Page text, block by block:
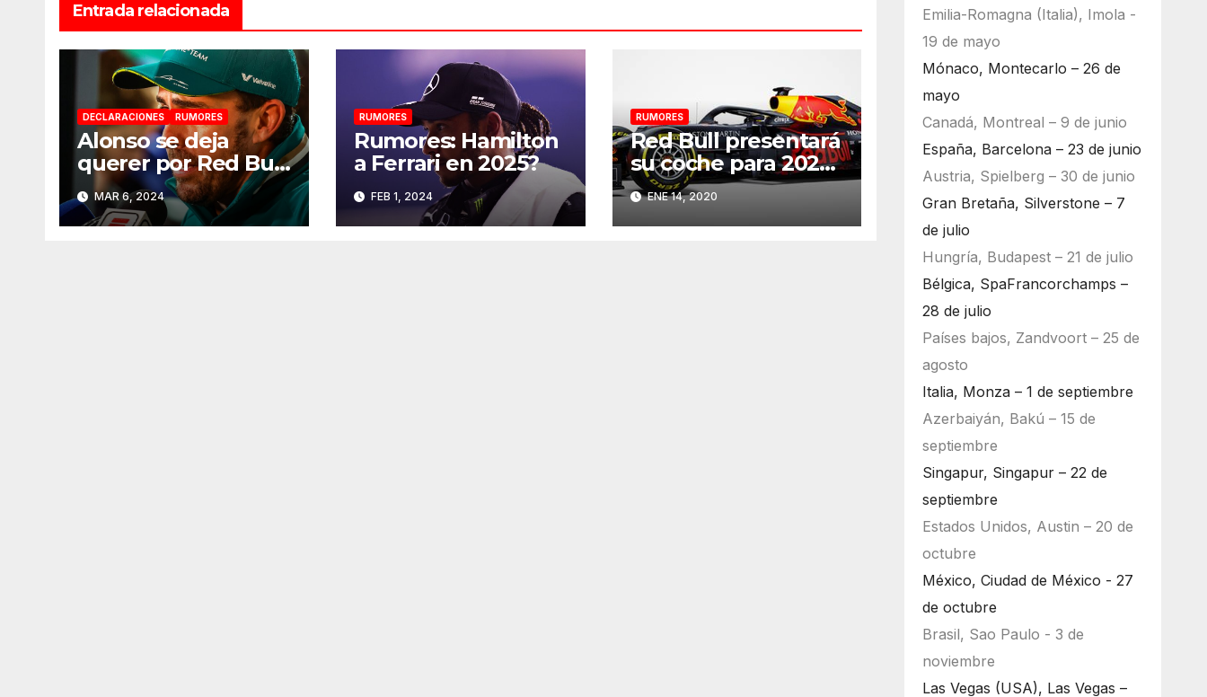
Entrada relacionada
DECLARACIONES RUMORES
Alonso se deja
querer por Red Bull
y Mercedes de cara
a 2025
MAR 6, 2024
RUMORES
Rumores: Hamilton
a Ferrari en 2025?
FEB 1, 2024
RUMORES
Red Bull presentará
su coche para 2020
el 12 de febrero
ENE 14, 2020
Emilia-Romagna (Italia), Imola -
19 de mayo
Mónaco, Montecarlo – 26 de
mayo
Canadá, Montreal – 9 de junio
España, Barcelona – 23 de junio
Austria, Spielberg – 30 de junio
Gran Bretaña, Silverstone – 7
de julio
Hungría, Budapest – 21 de julio
Bélgica, SpaFrancorchamps –
28 de julio
Países bajos, Zandvoort – 25 de
agosto
Italia, Monza – 1 de septiembre
Azerbaiyán, Bakú – 15 de
septiembre
Singapur, Singapur – 22 de
septiembre
Estados Unidos, Austin – 20 de
octubre
México, Ciudad de México - 27
de octubre
Brasil, Sao Paulo - 3 de
noviembre
Las Vegas (USA), Las Vegas –